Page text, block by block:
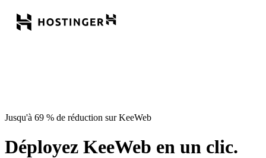
Jusqu'à 69 % de réduction sur KeeWeb
Déployez KeeWeb en un clic.